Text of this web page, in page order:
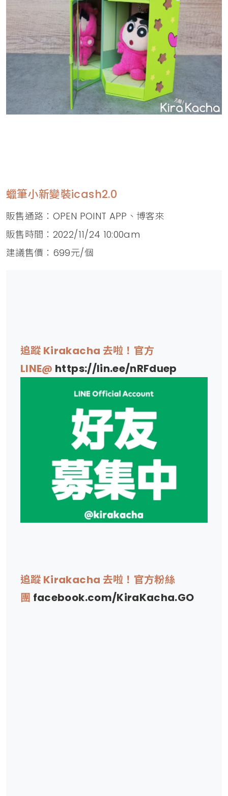
蠟筆小新變裝icash2.0
販售通路：OPEN POINT APP、博客來
販售時間：2022/11/24 10:00am
建議售價：699元/個
追蹤 Kirakacha 去啦！官方
LINE@ https://lin.ee/nRFduep
追蹤 Kirakacha 去啦！官方粉絲
團 facebook.com/KiraKacha.GO